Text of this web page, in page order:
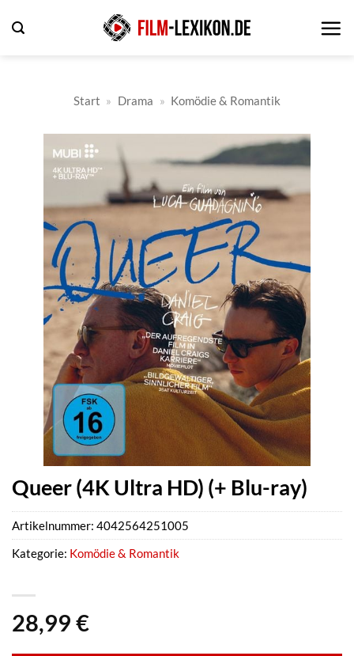
Inhalt
Start » Drama » Komödie & Romantik
Queer (4K Ultra HD) (+ Blu-ray)
28,99 €
Artikelnummer: 4042564251005
Kategorie: Komödie & Romantik